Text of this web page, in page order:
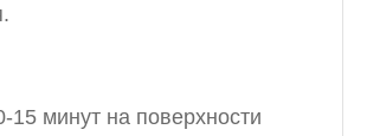
15 минут на поверхности